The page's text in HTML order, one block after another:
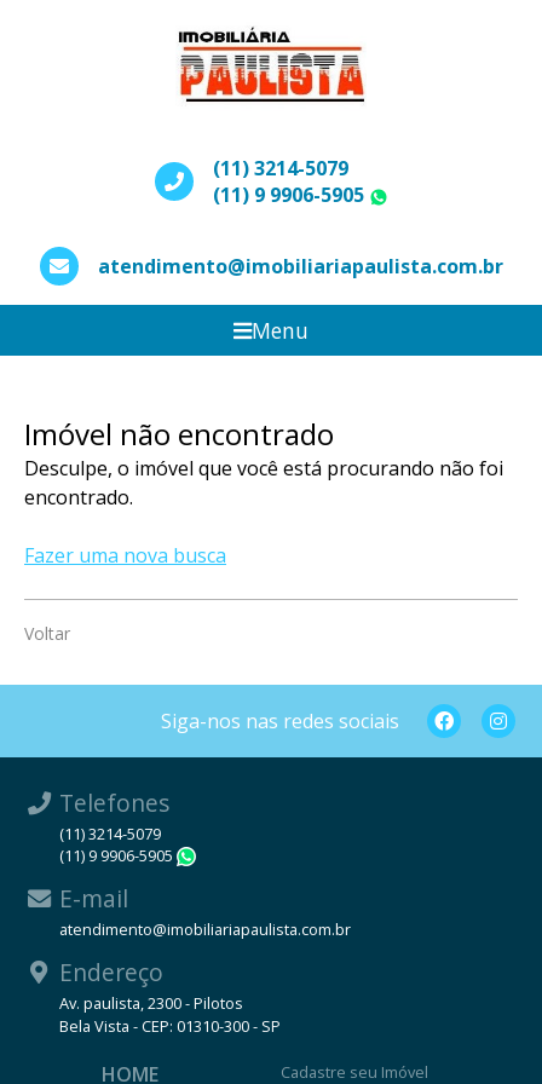
(11) 3214-5079
(11) 9 9906-5905
atendimento@imobiliariapaulista.com.br
Menu
Imóvel não encontrado
Desculpe, o imóvel que você está procurando não foi
encontrado.
Fazer uma nova busca
Voltar
Siga-nos nas redes sociais
Telefones
(11) 3214-5079
(11) 9 9906-5905
E-mail
atendimento@imobiliariapaulista.com.br
Endereço
Av. paulista, 2300 - Pilotos
Bela Vista - CEP: 01310-300 - SP
HOME Cadastre seu Imóvel